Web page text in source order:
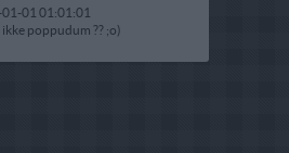
01 01:01:01
poppudum ?? ;o)